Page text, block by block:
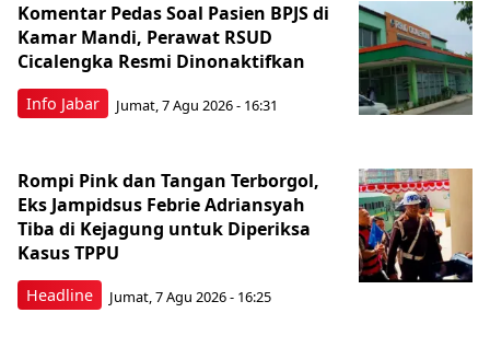
Info Jabar
Komentar Pedas Soal Pasien BPJS di
Kamar Mandi, Perawat RSUD
Cicalengka Resmi Dinonaktifkan
Jumat, 7 Agu 2026 - 16:31
Headline
Rompi Pink dan Tangan Terborgol,
Eks Jampidsus Febrie Adriansyah
Tiba di Kejagung untuk Diperiksa
Kasus TPPU
Jumat, 7 Agu 2026 - 16:25